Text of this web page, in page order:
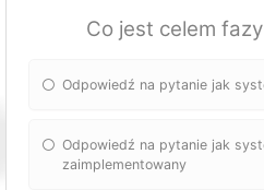
Co jest celem
Odpowiedź na pytanie jak
Odpowiedź na pytanie jak
zaimplementowany